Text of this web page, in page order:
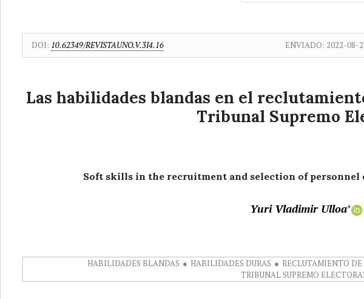
DOI: 10.62349/REVISTAUNO.V.3I4.16 ENVIADO: 2022-08-
Las habilidades blandas en el
Tribunal Supremo
Soft skills in the recruitment and selection of personnel
Yuri Vladimir Ulloa+
HABILIDADES BLANDAS HABILIDADES DURAS RECLUTAMIENTO DE
TRIBUNAL SUPREMO